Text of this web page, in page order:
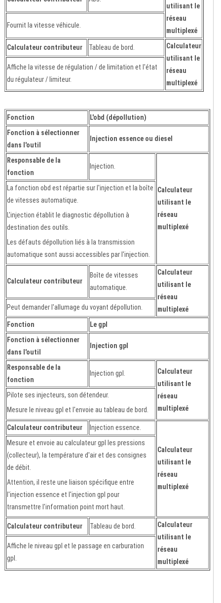
utilisant le
réseau
multiplexé
Fournit la vitesse véhicule.
Calculateur contributeur Tableau de bord.
Calculateur
utilisant le
réseau
multiplexé
Affiche la vitesse de régulation / de limitation et l'état
du régulateur / limiteur.
Fonction
L'obd (dépollution)
Fonction à sélectionner
dans l'outil
Injection essence ou diesel
Responsable de la
fonction
Injection.
Calculateur
utilisant le
réseau
multiplexé
La fonction obd est répartie sur l'injection et la boîte
de vitesses automatique.
L'injection établit le diagnostic dépollution à
destination des outils.
Les défauts dépollution liés à la transmission
automatique sont aussi accessibles par l'injection.
Calculateur contributeur
Boîte de vitesses
automatique.
Calculateur
utilisant le
réseau
multiplexé
Peut demander l'allumage du voyant dépollution.
Fonction
Le gpl
Fonction à sélectionner
dans l'outil
Injection gpl
Responsable de la
fonction
Injection gpl.
Calculateur
utilisant le
réseau
multiplexé
Pilote ses injecteurs, son détendeur.
Mesure le niveau gpl et l'envoie au tableau de bord.
Calculateur contributeur Injection essence.
Calculateur
utilisant le
réseau
multiplexé
Mesure et envoie au calculateur gpl les pressions
(collecteur), la température d'air et des consignes
de débit.
Attention, il reste une liaison spécifique entre
l'injection essence et l'injection gpl pour
transmettre l'information point mort haut.
Calculateur contributeur Tableau de bord.
Calculateur
utilisant le
réseau
multiplexé
Affiche le niveau gpl et le passage en carburation
gpl.